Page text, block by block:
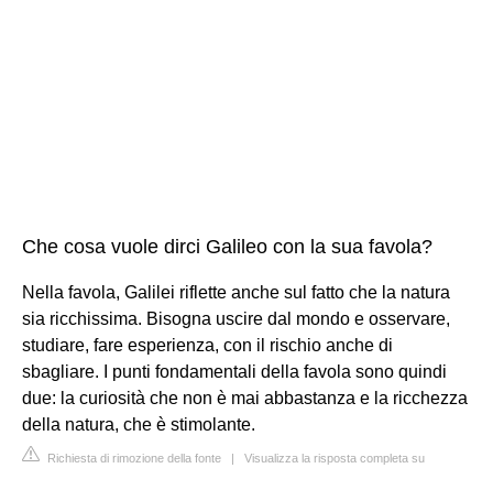
Che cosa vuole dirci Galileo con la sua favola?
Nella favola, Galilei riflette anche sul fatto che la natura
sia ricchissima. Bisogna uscire dal mondo e osservare,
studiare, fare esperienza, con il rischio anche di
sbagliare. I punti fondamentali della favola sono quindi
due: la curiosità che non è mai abbastanza e la ricchezza
della natura, che è stimolante.
Richiesta di rimozione della fonte | Visualizza la risposta completa su